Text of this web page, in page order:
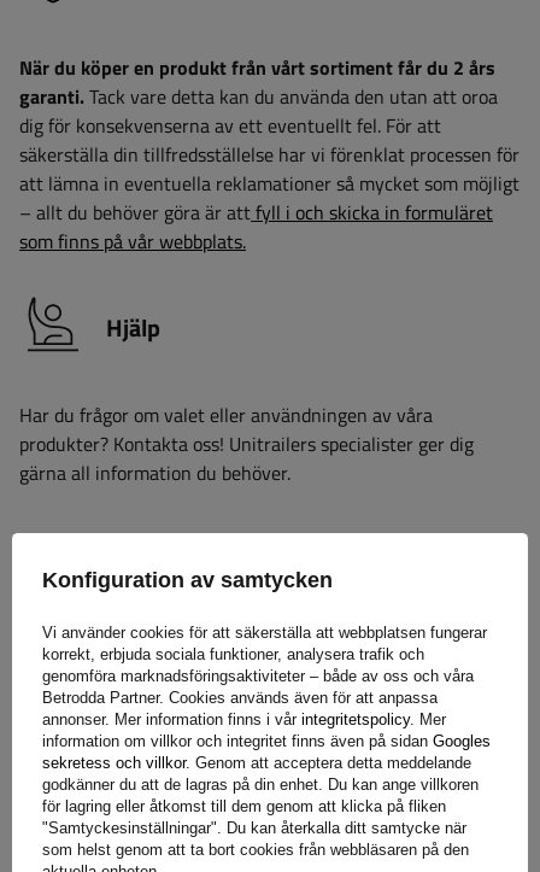
När du köper en produkt från vårt sortiment får du 2 års
garanti.Tack vare detta kan du använda den utan att oroa
dig för konsekvenserna av ett eventuellt fel. För att
säkerställa din tillfredsställelse har vi förenklat processen för
att lämna in eventuella reklamationer så mycket som möjligt
– allt du behöver göra är attfyll i och skicka in formuläret
som finns på vår webbplats.
Hjälp
Har du frågor om valet eller användningen av våra
produkter? Kontakta oss! Unitrailers specialister ger dig
gärna all information du behöver.
+46 842 002 023 unitrailer@unitrailer.se
Specifikation
Leverans
Ställ en fråga
Konfiguration av samtycken
Vi använder cookies för att säkerställa att webbplatsen fungerar
korrekt, erbjuda sociala funktioner, analysera trafik och
genomföra marknadsföringsaktiviteter – både av oss och våra
Betrodda Partner. Cookies används även för att anpassa
annonser. Mer information finns i vår integritetspolicy. Mer
information om villkor och integritet finns även på sidan Googles
sekretess och villkor. Genom att acceptera detta meddelande
godkänner du att de lagras på din enhet. Du kan ange villkoren
för lagring eller åtkomst till dem genom att klicka på fliken
"Samtyckesinställningar". Du kan återkalla ditt samtycke när
som helst genom att ta bort cookies från webbläsaren på den